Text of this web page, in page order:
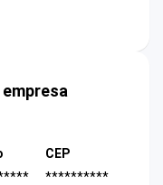
CEP
**********